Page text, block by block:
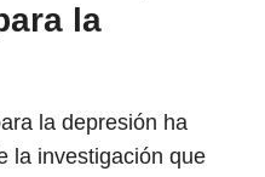
la
la depresión ha
la investigación que